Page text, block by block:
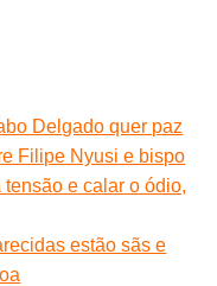
Delgado quer paz
Filipe Nyusi e bispo
e calar o ódio,
estão sãs e